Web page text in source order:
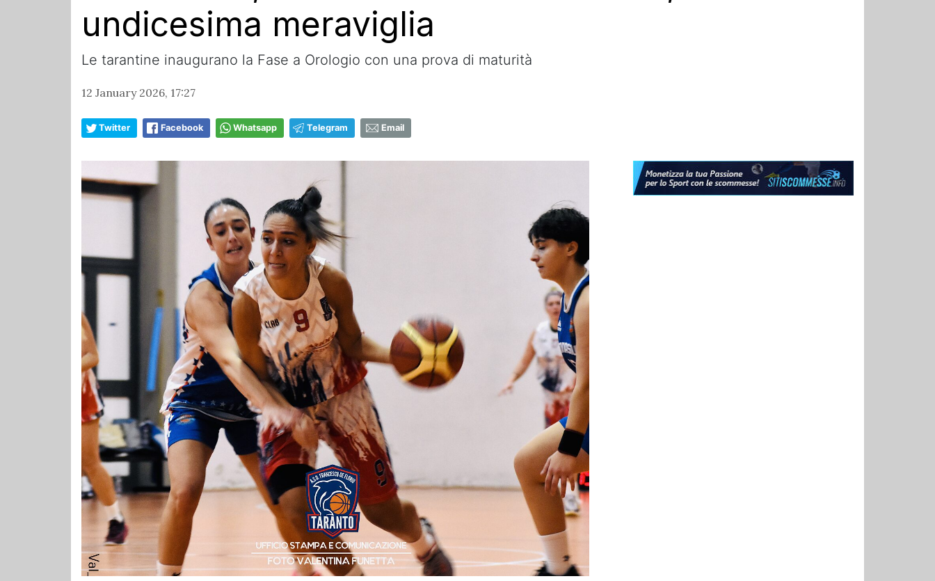
undicesima meraviglia
Le tarantine inaugurano la Fase a Orologio con una prova di maturità
12 January 2026, 17:27
Twitter Facebook Whatsapp Telegram Email